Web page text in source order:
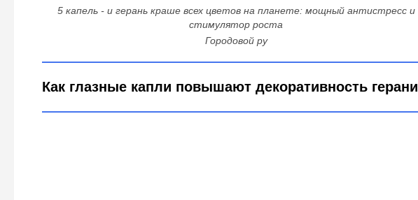
5 капель - и герань краше всех цветов на планете: мощный антистресс и
стимулятор роста
Городовой ру
Как глазные капли повышают декоративность герани